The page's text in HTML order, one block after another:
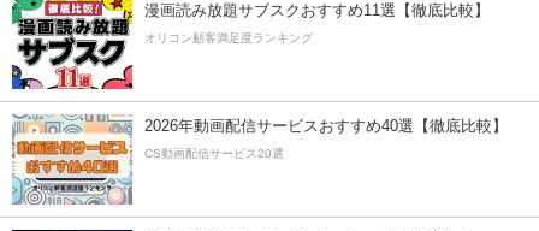
漫画読み放題サブスクおすすめ11選【徹底比較】
オリコン顧客満足度ランキング
2026年動画配信サービスおすすめ40選【徹底比較】
CS動画配信サービス20選